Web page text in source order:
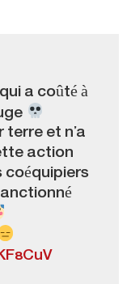
a coûté à
terre et n’a
action
coéquipiers